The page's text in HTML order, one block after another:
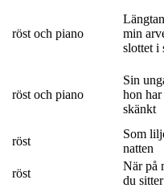
röst och piano
min
slottet i
röst och piano
Sin
hon
skänkt
röst
Som
natten
röst
När på
du sitter